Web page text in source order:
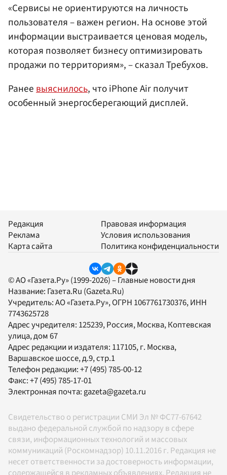
«Сервисы не ориентируются на личность
пользователя – важен регион. На основе этой
информации выстраивается ценовая модель,
которая позволяет бизнесу оптимизировать
продажи по территориям», – сказал Требухов.
Ранеевыяснилось, что iPhone Air получит
особенный энергосберегающий дисплей.
Редакция
Реклама
Карта сайта
Правовая информация
Условия использования
Политика конфиденциальности
© АО «Газета.Ру» (1999-2026) – Главные новости дня
Название: Газета.Ru (Gazeta.Ru)
Учредитель:АО «Газета.Ру», ОГРН 1067761730376, ИНН
7743625728
Адрес учредителя: 125239, Россия, Москва, Коптевская
улица, дом 67
Адрес редакции и издателя: 117105, г. Москва,
Варшавское шоссе, д.9, стр.1
Телефон редакции:+7 (495) 785-00-12
Факс:+7 (495) 785-17-01
Электронная почта: gazeta@gazeta.ru
Свидетельство о регистрации СМИ Эл № ФС77-67642
выдано федеральной службой по надзору в сфере
связи, информационных технологий и массовых
коммуникаций (Роскомнадзор) 10.11.2016 г. Редакция не
несет ответственности за достоверность информации,